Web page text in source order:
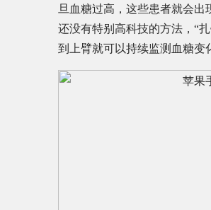
旦血糖过高，这些患者就会
还没有特别高科技的方法，“
到上臂就可以持续监测血糖变